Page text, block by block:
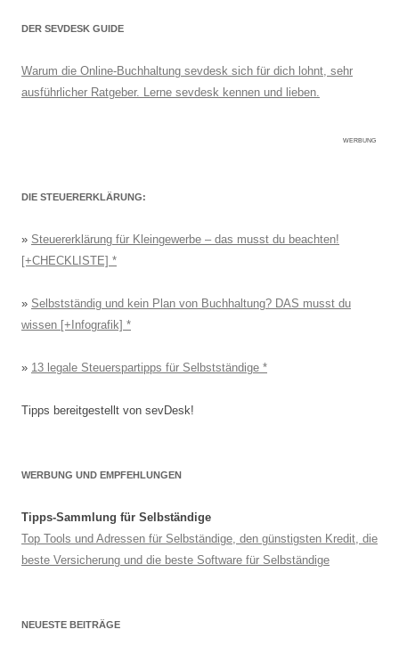
DER SEVDESK GUIDE
Warum die Online-Buchhaltung sevdesk sich für dich lohnt, sehr
ausführlicher Ratgeber. Lerne sevdesk kennen und lieben.
WERBUNG
DIE STEUERERKLÄRUNG:
» Steuererklärung für Kleingewerbe – das musst du beachten!
[+CHECKLISTE]
» Selbstständig und kein Plan von Buchhaltung? DAS musst du
wissen [+Infografik]
» 13 legale Steuerspartipps für Selbstständige
Tipps bereitgestellt von sevDesk!
WERBUNG UND EMPFEHLUNGEN
Tipps-Sammlung für Selbständige
Top Tools und Adressen für Selbständige, den günstigsten Kredit, die
beste Versicherung und die beste Software für Selbständige
NEUESTE BEITRÄGE